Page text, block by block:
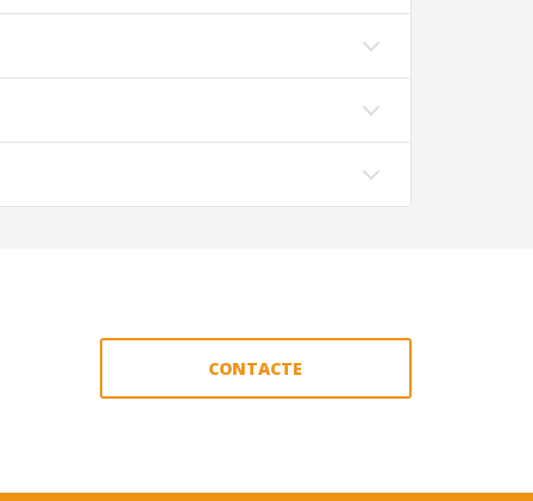
CONTACTE